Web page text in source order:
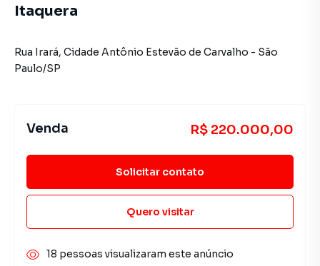
Itaquera
Rua Irará, Cidade Antônio Estevão de Carvalho - São
Paulo/SP
Venda R$ 220.000,00
Solicitar contato
Quero visitar
18 pessoas visualizaram este anúncio